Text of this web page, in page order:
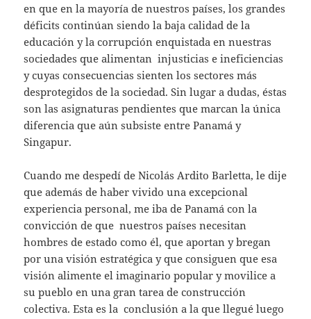
en que en la mayoría de nuestros países, los grandes
déficits continúan siendo la baja calidad de la
educación y la corrupción enquistada en nuestras
sociedades que alimentan injusticias e ineficiencias
y cuyas consecuencias sienten los sectores más
desprotegidos de la sociedad. Sin lugar a dudas, éstas
son las asignaturas pendientes que marcan la única
diferencia que aún subsiste entre Panamá y
Singapur.
Cuando me despedí de Nicolás Ardito Barletta, le dije
que además de haber vivido una excepcional
experiencia personal, me iba de Panamá con la
convicción de que nuestros países necesitan
hombres de estado como él, que aportan y bregan
por una visión estratégica y que consiguen que esa
visión alimente el imaginario popular y movilice a
su pueblo en una gran tarea de construcción
colectiva. Esta es la conclusión a la que llegué luego